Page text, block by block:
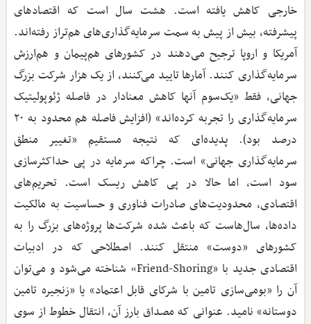
خارجی کاهش یافته است. هشت سال است که اقتصادهای
پیشرفته، بیش از پیش به سمت سرمایه‌گذاری‌های هم‌تراز رفته‌اند.
آمریکا و اروپا ترجیح می‌دهند در کشورهای هم‌پیمان و هم‌ارزش
سرمایه‌گذاری کنند. آمارها تایید می‌کنند، از یک هزار شرکت بزرگ
جهانی، فقط «یک‌سوم آنها کاهش معنادار در فاصله ژئوپولیتیک
سرمایه‌گذاری را تجربه کرده‌اند» (افزایش فاصله هم محدود به ۲۰
درصد بود). پدیده‌ای که نتیجه مستقیم «تغییر منطق
سرمایه‌گذاری جهانی» است. چراکه سرمایه در پی حداکثرسازی
سود است، اما حالا در پی کاهش ریسک است. تحریم‌های
اقتصادی، محدودیت‌های صادرات فناوری و حساسیت به مالکیت
داده‌ها، سال‌هاست که باعث شده شرکت‌ها پروژه‌های بزرگ را به
کشورهای «دوست» منتقل کنند. اصطلاحی که در ادبیات
اقتصادی جدید با «Friend-Shoring» شناخته می‌شود و می‌توان
آن را «بومی‌سازی تامین با شرکای قابل اعتماد» یا «زنجیره تامین
دوستانه» نامید. عنوانی که مصداق بارز آن، انتقال خطوط از سوی